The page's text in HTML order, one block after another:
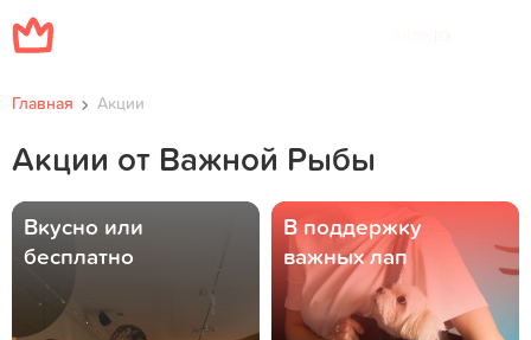
Главная Акции
Акции от Важной Рыбы
Вкусно или
бесплатно
В поддержку
важных лап